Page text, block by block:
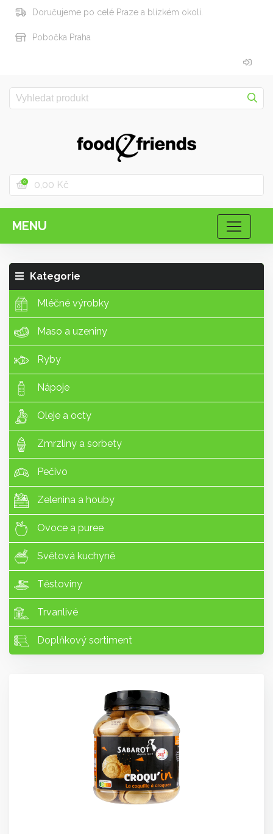
Doručujeme po celé Praze a blízkém okolí.
Pobočka Praha
0 0,00 Kč
MENU
Kategorie
Mléčné výrobky
Maso a uzeniny
Ryby
Nápoje
Oleje a octy
Zmrzliny a sorbety
Pečivo
Zelenina a houby
Ovoce a puree
Světová kuchyně
Těstoviny
Trvanlivé
Doplňkový sortiment